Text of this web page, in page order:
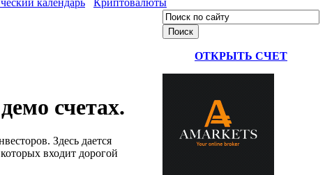
календарь Криптовалюты
счетах.
Здесь дается
входит дорогой
ОТКРЫТЬ СЧЕТ